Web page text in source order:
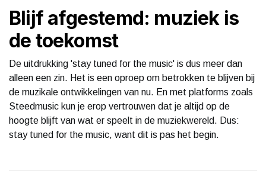
Blijf afgestemd: muziek is
de toekomst
De uitdrukking 'stay tuned for the music' is dus meer dan
alleen een zin. Het is een oproep om betrokken te blijven bij
de muzikale ontwikkelingen van nu. En met platforms zoals
Steedmusic kun je erop vertrouwen dat je altijd op de
hoogte blijft van wat er speelt in de muziekwereld. Dus:
stay tuned for the music, want dit is pas het begin.